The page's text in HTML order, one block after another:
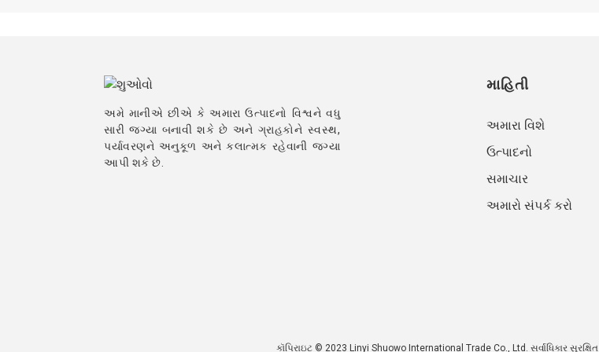
અમે માનીએ છીએ કે અમારા ઉત્પાદનો વિશ્વને વધુ
સારી જગ્યા બનાવી શકે છે અને ગ્રાહકોને સ્વસ્થ,
પર્યાવરણને અનુકૂળ અને કલાત્મક રહેવાની જગ્યા
આપી શકે છે.
માહિતી
અમારા વિશે
ઉત્પાદનો
સમાચાર
અમારો સંપર્ક કરો
કૉપિરાઇટ © 2023 Linyi Shuowo International Trade Co., Ltd. સર્વાધિકાર સુરક્ષિત